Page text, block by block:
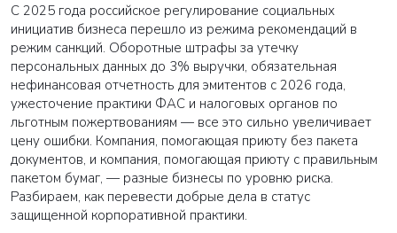
С 2025 года российское регулирование социальных
инициатив бизнеса перешло из режима рекомендаций в
режим санкций. Оборотные штрафы за утечку
персональных данных до 3% выручки, обязательная
нефинансовая отчетность для эмитентов с 2026 года,
ужесточение практики ФАС и налоговых органов по
льготным пожертвованиям — все это сильно увеличивает
цену ошибки. Компания, помогающая приюту без пакета
документов, и компания, помогающая приюту с правильным
пакетом бумаг, — разные бизнесы по уровню риска.
Разбираем, как перевести добрые дела в статус
защищенной корпоративной практики.